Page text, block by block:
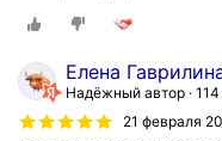
Елена
Надёжный автор
21 февраля